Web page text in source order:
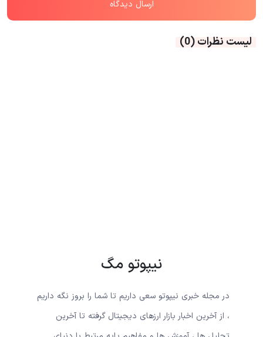
لیست نظرات(0)
نیپوتو مگ
در مجله خبری نیپوتو سعی داریم تا شما را بروز نگه داریم
، از آخرین اخبار بازار ارزهای دیجیتال گرفته تا آخرین